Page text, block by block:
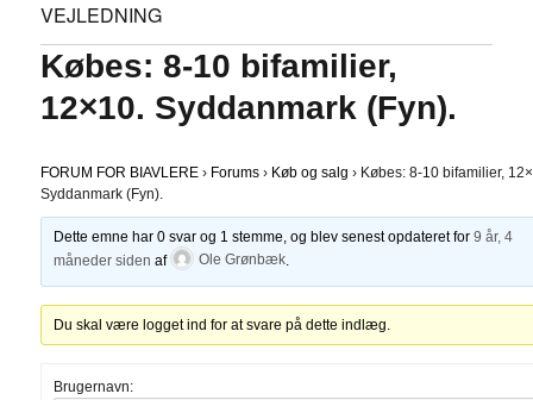
VEJLEDNING
Købes: 8-10 bifamilier,
12×10. Syddanmark (Fyn).
FORUM FOR BIAVLERE › Forums › Køb og salg › Købes: 8-10 bifamilier,
Syddanmark (Fyn).
Dette emne har 0 svar og 1 stemme, og blev senest opdateret for 9 år, 4
måneder siden af Ole Grønbæk.
Du skal være logget ind for at svare på dette indlæg.
Brugernavn: